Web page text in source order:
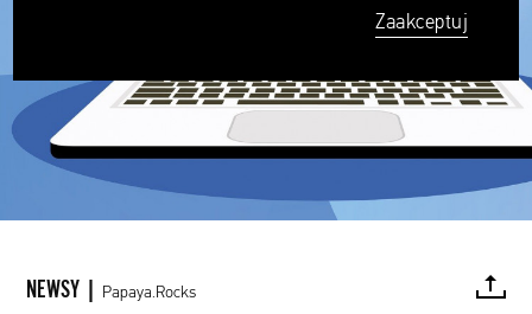
NEWSY | Papaya.Rocks
Zaakceptuj